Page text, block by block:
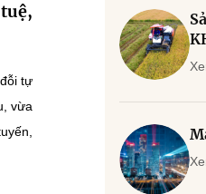
tự
vừa